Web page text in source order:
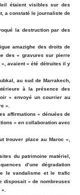
étaient visibles sur des
a constaté le journaliste de
la destruction par des
amazighe des droits de
des « gravures sur pierre
avaient « été détruites il y
au sud de Marrakech,
à la présence des
« envoyé un courrier au
».
affirmations « dénuées de
» en collaboration avec
trouver place au Maroc »,
du patrimoine matériel,
d’une dégradation
le vandalisme et le trafic
disposait « de nombreuses